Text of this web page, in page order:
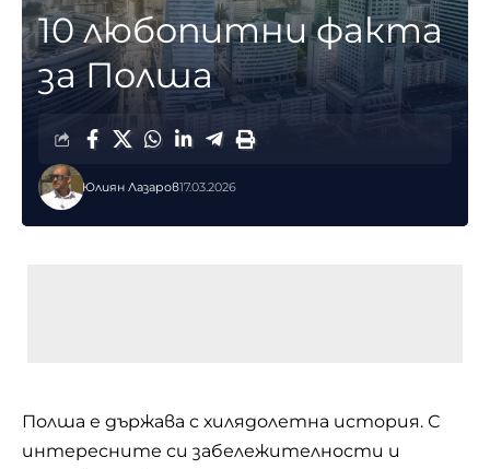
10 любопитни факта
за Полша
Юлиян Лазаров17.03.2026
Полша е държава с хилядолетна история. С
интересните си забележителности и